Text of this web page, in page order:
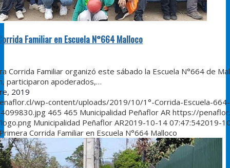
Familiar en Escuela N°664 Malloco
Corrida Familiar organizó este sábado la Escuela N°664 de
participaron apoderados,…
2019
wp-content/uploads/2019/10/1°-Corrida-Escuela-664-
465 465 Municipalidad Peñaflor AR https://
Municipalidad Peñaflor AR2019-10-14 07:47:542019-
Corrida Familiar en Escuela N°664 Malloco